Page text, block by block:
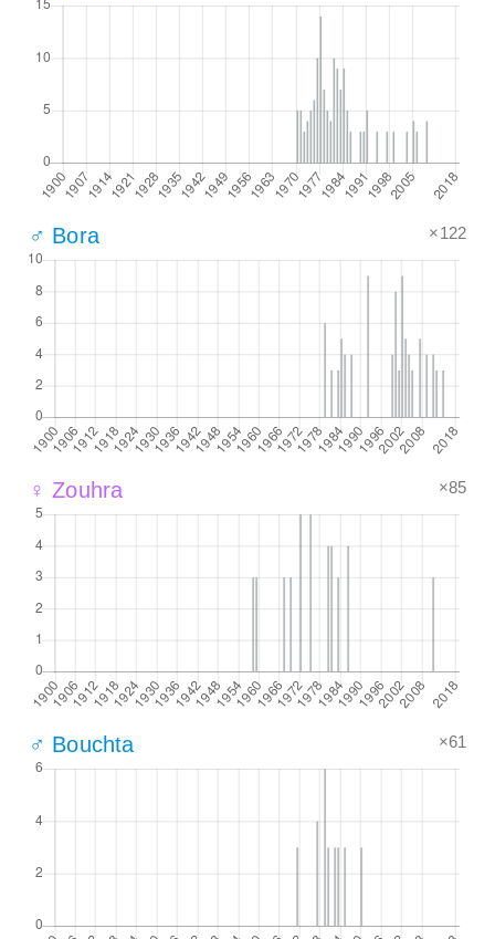
♂ Bora ×122
♀ Zouhra ×85
♂ Bouchta ×61